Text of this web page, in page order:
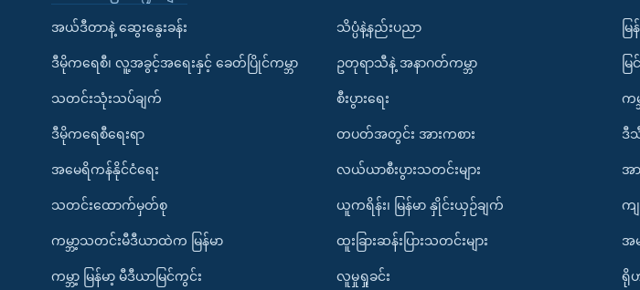
အယ်ဒီတာနဲ့ ဆွေးနွေးခန်း
ဒီမိုကရေစီ၊ လူ့အခွင့်အရေးနှင့် ခေတ်ပြိုင်ကမ္ဘာ
သတင်းသုံးသပ်ချက်
ဒီမိုကရေစီရေးရာ
အမေရိကန်နိုင်ငံရေး
သတင်းထောက်မှတ်စု
ကမ္ဘာ့သတင်းမီဒီယာထဲက မြန်မာ
ကမ္ဘာ့ မြန်မာ့ မီဒီယာမြင်ကွင်း
သိပ္ပံနဲ့နည်းပညာ
ဥတုရာသီနဲ့ အနာဂတ်ကမ္ဘာ
စီးပွားရေး
တပတ်အတွင်း အားကစား
လယ်ယာစီးပွားသတင်းများ
ယူကရိန်း၊ မြန်မာ နှိုင်းယှဉ်ချက်
ထူးခြားဆန်းပြားသတင်းများ
လူမှုရှုခင်း
မ
မ
က
ဒီ
အာ
ကျ
အ
ရို